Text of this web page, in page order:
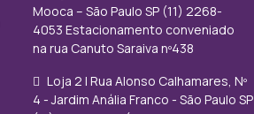
Mooca – São Paulo SP (11) 2268-
4053 Estacionamento conveniado
na rua Canuto Saraiva nº438
Loja 2 | Rua Alonso Calhamares, Nº
4 - Jardim Anália Franco - São Paulo SP